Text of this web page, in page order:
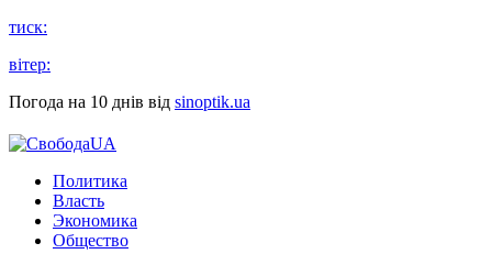
тиск:
вітер:
Погода на 10 днів від sinoptik.ua
Политика
Власть
Экономика
Общество